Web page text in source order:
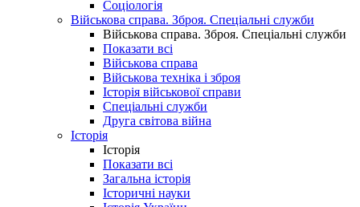
Соціологія
Військова справа. Зброя. Спеціальні служби
Військова справа. Зброя. Спеціальні служби
Показати всі
Військова справа
Військова техніка і зброя
Історія військової справи
Спеціальні служби
Друга світова війна
Історія
Історія
Показати всі
Загальна історія
Історичні науки